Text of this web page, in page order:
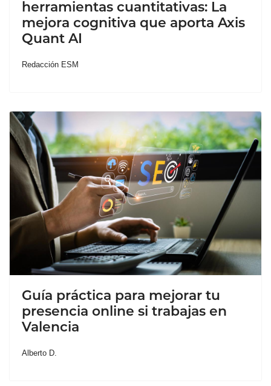
herramientas cuantitativas: La
mejora cognitiva que aporta Axis
Quant AI
Redacción ESM
Guía práctica para mejorar tu
presencia online si trabajas en
Valencia
Alberto D.